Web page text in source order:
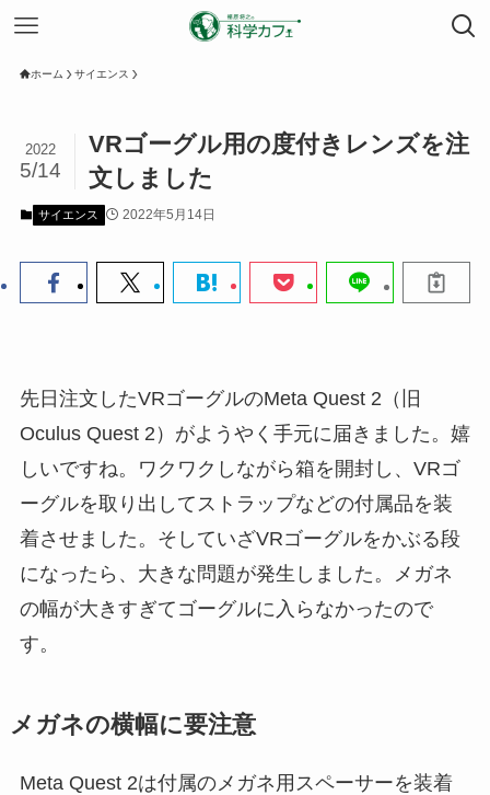
ホーム サイエンス
VRゴーグル用の度付きレンズを注
文しました
2022
5/14
サイエンス 2022年5月14日
先日注文したVRゴーグルのMeta Quest 2（旧
Oculus Quest 2）がようやく手元に届きました。嬉
しいですね。ワクワクしながら箱を開封し、VRゴ
ーグルを取り出してストラップなどの付属品を装
着させました。そしていざVRゴーグルをかぶる段
になったら、大きな問題が発生しました。メガネ
の幅が大きすぎてゴーグルに入らなかったので
す。
メガネの横幅に要注意
Meta Quest 2は付属のメガネ用スペーサーを装着